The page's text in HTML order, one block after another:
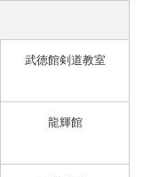
武徳館剣道教室
龍輝館